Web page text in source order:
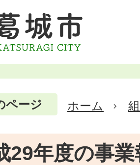
ページ ホーム
29年度の事